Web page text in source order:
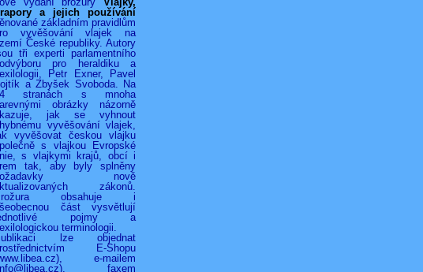
a jejich používání
základním pravidlům
vyvěšování vlajek na
České republiky. Autory
tři experti parlamentního
pro heraldiku a
Petr Exner, Pavel
a Zbyšek Svoboda. Na
stranách s mnoha
obrázky názorně
jak se vyhnout
vyvěšování vlajek,
vyvěšovat českou vlajku
s vlajkou Evropské
s vlajkymi krajů, obcí i
tak, aby byly splněny
nově
zákonů.
obsahuje i
část vysvětlují
pojmy a
terminologii.
lze objednat
E-Shopu
e-mailem
faxem